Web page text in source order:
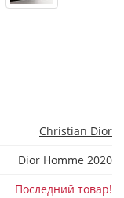
Christian Dior
Dior Homme 2020
Последний товар!